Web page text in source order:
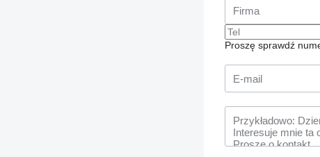
Proszę sprawdź